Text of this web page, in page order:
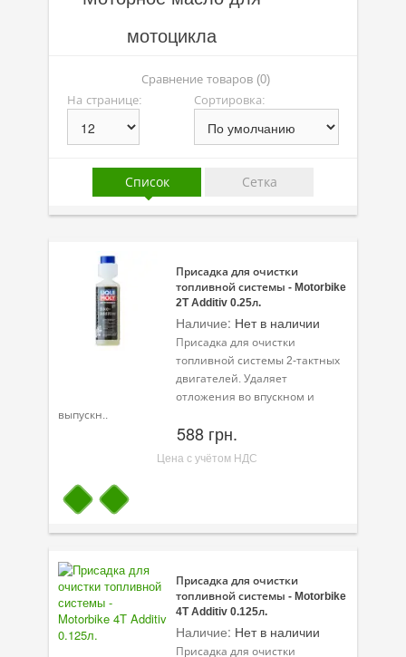
Минеральные масла
Масло с молибденом
Линейка масел Molygen
Линейка масел Top Tec
Линейка масел Special Tec
Линейка масел Optimal
Присадки
Присадки в масло
Присадки в системы охлаждения
Присадки в топливо
Трансмиссионные масла
Сервисные продукты
Оборудование
Клеи и герметики
Профи-серия
Уход за кондиционером
Смазки
Специальные программы
мотоцикла
Сравнение товаров (0)
На странице:
Сортировка:
Список Сетка
Присадка для очистки
топливной системы - Motorbike
2T Additiv 0.25л.
Наличие: Нет в наличии
Присадка для очистки
топливной системы 2-тактных
двигателей. Удаляет
отложения во впускном и
выпускн..
588 грн.
Цена с учётом НДС
Присадка для очистки
топливной системы - Motorbike
4T Additiv 0.125л.
Наличие: Нет в наличии
Присадка для очистки